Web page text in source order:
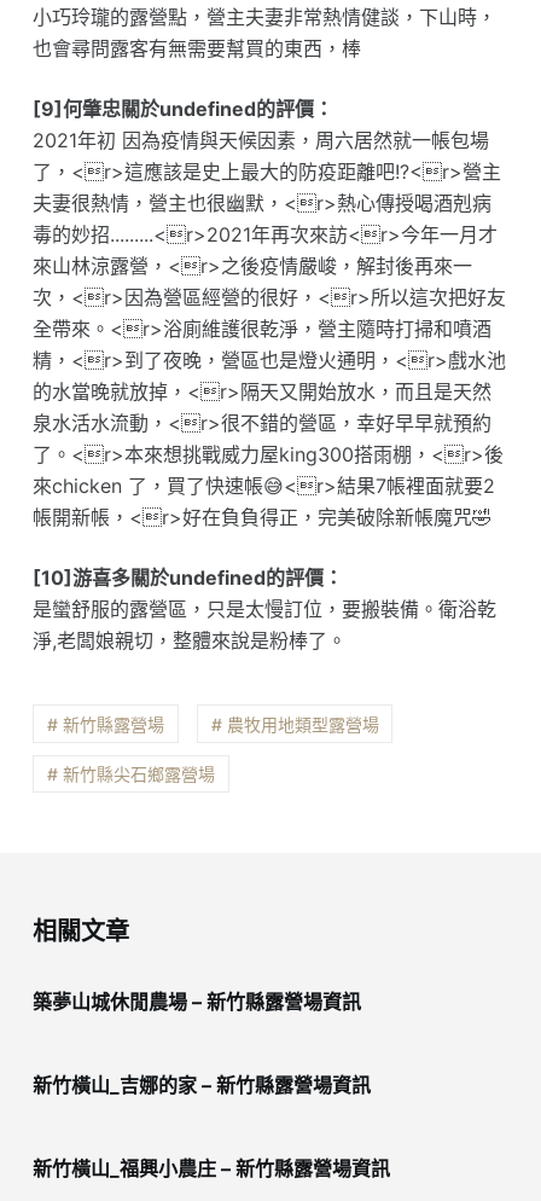
小巧玲瓏的露營點，營主夫妻非常熱情健談，下山時，
也會尋問露客有無需要幫買的東西，棒
[9]何肇忠關於undefined的評價：
2021年初 因為疫情與天候因素，周六居然就一帳包場
了，<r>這應該是史上最大的防疫距離吧!?<r>營主
夫妻很熱情，營主也很幽默，<r>熱心傳授喝酒剋病
毒的妙招.........<r>2021年再次來訪<r>今年一月才
來山林涼露營，<r>之後疫情嚴峻，解封後再來一
次，<r>因為營區經營的很好，<r>所以這次把好友
全帶來。<r>浴廁維護很乾淨，營主隨時打掃和噴酒
精，<r>到了夜晚，營區也是燈火通明，<r>戲水池
的水當晚就放掉，<r>隔天又開始放水，而且是天然
泉水活水流動，<r>很不錯的營區，幸好早早就預約
了。<r>本來想挑戰威力屋king300搭雨棚，<r>後
來chicken 了，買了快速帳😅<r>結果7帳裡面就要2
帳開新帳，<r>好在負負得正，完美破除新帳魔咒🤣
[10]游喜多關於undefined的評價：
是蠻舒服的露營區，只是太慢訂位，要搬裝備。衛浴乾
淨,老闆娘親切，整體來說是粉棒了。
# 新竹縣露營場 # 農牧用地類型露營場
# 新竹縣尖石鄉露營場
相關文章
築夢山城休閒農場 – 新竹縣露營場資訊
新竹橫山_吉娜的家 – 新竹縣露營場資訊
新竹橫山_福興小農庄 – 新竹縣露營場資訊